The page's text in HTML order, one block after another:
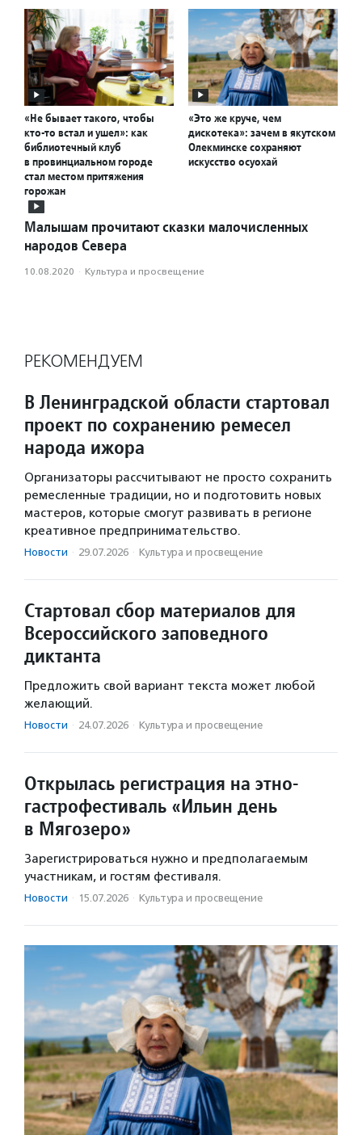
«Не бывает такого, чтобы
кто-то встал и ушел»: как
библиотечный клуб
в провинциальном городе
стал местом притяжения
горожан
«Это же круче, чем
дискотека»: зачем в якутском
Олекминске сохраняют
искусство осуохай
Малышам прочитают сказки малочисленных
народов Севера
10.08.2020 · Культура и просвещение
РЕКОМЕНДУЕМ
В Ленинградской области стартовал
проект по сохранению ремесел
народа ижора
Организаторы рассчитывают не просто сохранить
ремесленные традиции, но и подготовить новых
мастеров, которые смогут развивать в регионе
креативное предпринимательство.
Новости · 29.07.2026 · Культура и просвещение
Стартовал сбор материалов для
Всероссийского заповедного
диктанта
Предложить свой вариант текста может любой
желающий.
Новости · 24.07.2026 · Культура и просвещение
Открылась регистрация на этно-
гастрофестиваль «Ильин день
в Мягозеро»
Зарегистрироваться нужно и предполагаемым
участникам, и гостям фестиваля.
Новости · 15.07.2026 · Культура и просвещение